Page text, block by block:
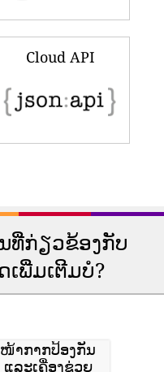
Cloud API
ທີ່ກ່ຽວຂ້ອງກັບ
ພີ່ມເຕີມບໍ?
ໜ້າກາກປ້ອງກັນ
ແລະເຄື່ອງຊ່ວຍ